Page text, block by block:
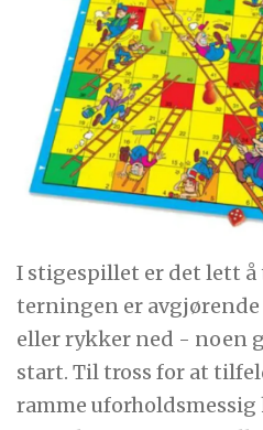
I stigespillet er det lett å
terningen er
eller rykker ned - noen
start. Til tross for at
ramme uforholdsmessig